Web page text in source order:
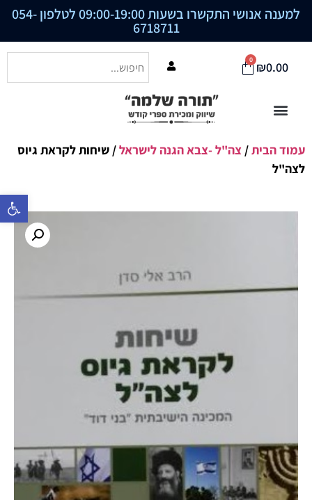
פתח סרגל
למענה אנושי התקשרו בשעות 09:00-19:00 לטלפון 054-
6718711
₪0.00
0
עמוד הבית/ צה"ל -צבא הגנה לישראל/ שיחות לקראת גיוס
לצה"ל